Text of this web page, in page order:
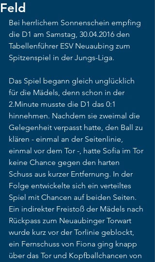
Feld
Bei herrlichem Sonnenschein empfing
die D1 am Samstag, 30.04.2016 den
Tabellenführer ESV Neuaubing zum
Spitzenspiel in der Jungs-Liga.
Das Spiel begann gleich unglücklich
für die Mädels, denn schon in der
2.Minute musste die D1 das 0:1
hinnehmen. Nachdem sie zweimal die
Gelegenheit verpasst hatte, den Ball zu
klären - einmal an der Seitenlinie,
einmal vor dem Tor -, hatte Sofia im Tor
keine Chance gegen den harten
Schuss aus kurzer Entfernung. In der
Folge entwickelte sich ein verteiltes
Spiel mit Chancen auf beiden Seiten.
Ein indirekter Freistoß der Mädels nach
Rückpass zum Neuaubinger Torwart
wurde kurz vor der Torlinie geblockt,
ein Fernschuss von Fiona ging knapp
über das Tor und Kopfballchancen von